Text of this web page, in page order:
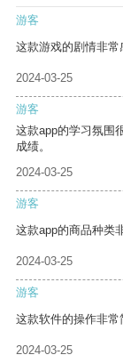
游客
这款游戏的剧情非常
2024-03-25
游客
这款app的学习氛围
成绩。
2024-03-25
游客
这款app的商品种类
2024-03-25
游客
这款软件的操作非常
2024-03-25